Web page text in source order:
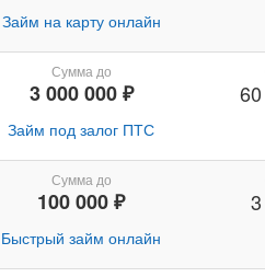
Займ на карту онлайн
Сумма до
3 000 000 ₽
Займ под залог ПТС
60
Сумма до
100 000 ₽
Быстрый займ онлайн
3